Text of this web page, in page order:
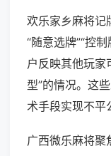
欢乐家乡麻将记
“随意选牌”“控
户反映其他玩家
型”的情况。这
术手段实现不平
广西微乐麻将聚